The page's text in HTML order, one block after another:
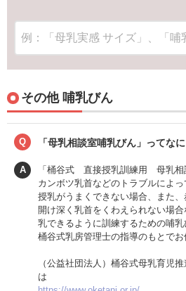
その他 哺乳びん
Q 「母乳相談室哺乳びん」ってなに
A
「桶谷式 直接授乳訓練用 母乳相
カンボツ乳首などのトラブルによ
授乳がうまくできない場合、また、
開け深く乳首をくわえられない場
乳できるように訓練するための哺乳
桶谷式乳房管理士の指導のもとでお
（公益社団法人）桶谷式母乳育児
は